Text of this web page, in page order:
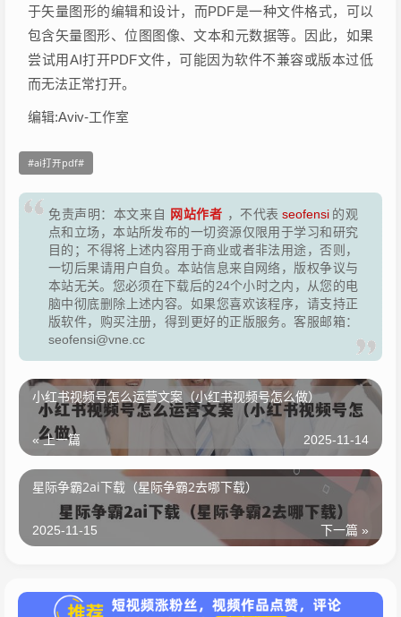
于矢量图形的编辑和设计，而PDF是一种文件格式，可以
包含矢量图形、位图图像、文本和元数据等。因此，如果
尝试用AI打开PDF文件，可能因为软件不兼容或版本过低
而无法正常打开。
编辑:Aviv-工作室
ai打开pdf
免责声明：本文来自 网站作者 ，不代表 seofensi 的观
点和立场，本站所发布的一切资源仅限用于学习和研究
目的；不得将上述内容用于商业或者非法用途，否则，
一切后果请用户自负。本站信息来自网络，版权争议与
本站无关。您必须在下载后的24个小时之内，从您的电
脑中彻底删除上述内容。如果您喜欢该程序，请支持正
版软件，购买注册，得到更好的正版服务。客服邮箱：
seofensi@vne.cc
小红书视频号怎么运营文案（小红书视频号怎么做）
« 上一篇 2025-11-14
星际争霸2ai下载（星际争霸2去哪下载）
下一篇 »
2025-11-15